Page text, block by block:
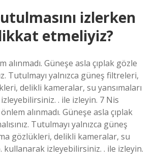
izlerken
etmeliyiz?
alınmadı. Güneşe asla çıplak gözle
Tutulmayı yalnızca güneş filtreleri,
delikli kameralar, su yansımaları
. ile izleyin. 7 Nis
alınmadı. Güneşe asla çıplak
Tutulmayı yalnızca güneş
gözlükleri, delikli kameralar, su
kullanarak izleyebilirsiniz. . ile izleyin.